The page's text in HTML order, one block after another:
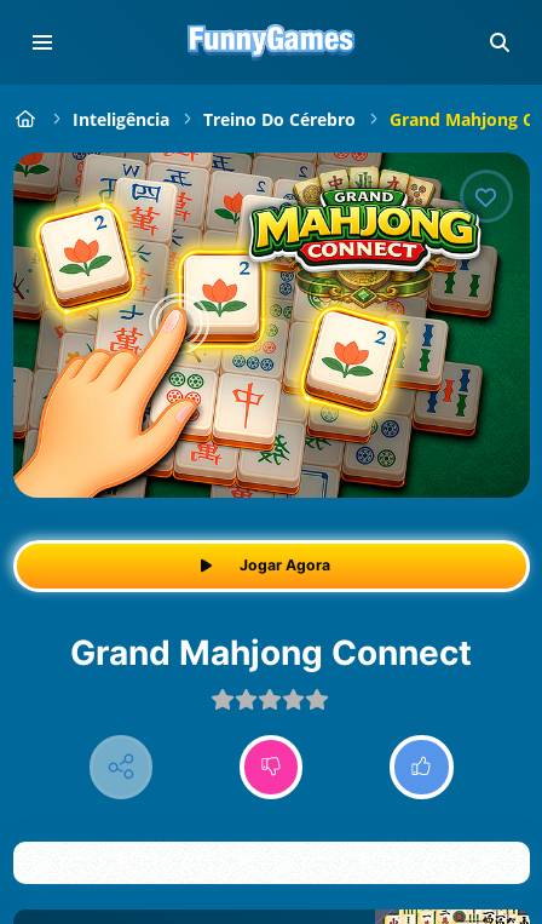
Inteligência Treino Do Cérebro Grand Mahjong
Jogar Agora
Grand Mahjong Connect